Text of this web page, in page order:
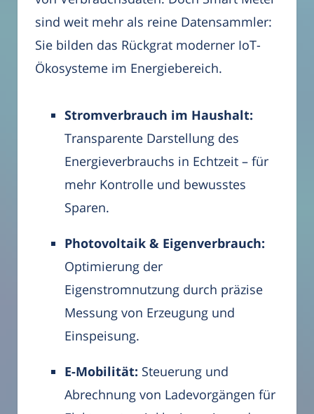
sind weit mehr als reine Datensammler:
Sie bilden das Rückgrat moderner IoT-
Ökosysteme im Energiebereich.
Stromverbrauch im Haushalt:
Transparente Darstellung des
Energieverbrauchs in Echtzeit – für
mehr Kontrolle und bewusstes
Sparen.
Photovoltaik & Eigenverbrauch:
Optimierung der
Eigenstromnutzung durch präzise
Messung von Erzeugung und
Einspeisung.
E-Mobilität: Steuerung und
Abrechnung von Ladevorgängen für